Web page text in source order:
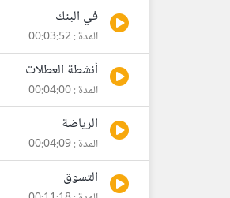
في البنك
المدة : 00:03:52
أنشطة العطلات
المدة : 00:04:00
الرياضة
المدة : 00:04:09
التسوق